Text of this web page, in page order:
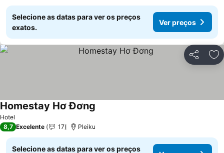
Selecione as datas para ver os preços
exatos.
Ver preços
Partilhar
Hotel
Homestay Hơ Đơng
8,7 Excelente 17 Pleiku
Selecione as datas para ver os preços